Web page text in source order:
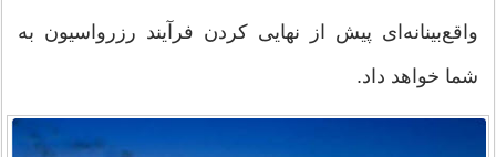
واقع‌بینانه‌ای پیش از نهایی کردن فرآیند رزرواسیون به
شما خواهد داد.